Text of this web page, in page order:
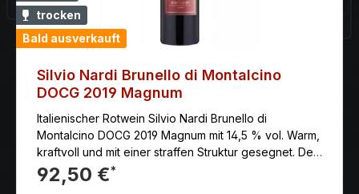
trocken
Bald ausverkauft
Silvio Nardi Brunello di Montalcino
DOCG 2019 Magnum
Italienischer Rotwein Silvio Nardi Brunello di
Montalcino DOCG 2019 Magnum mit 14,5 % vol. Warm,
kraftvoll und mit einer straffen Struktur gesegnet. Der
Alkoholgehalt liegt bei stattlichen 14,5 % Vol., wird
aber durch eine lebendige, noble Säure wunderbar
92,50 €*